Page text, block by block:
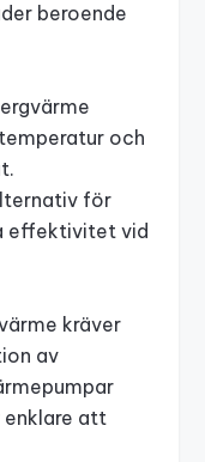
beroende
och
för
effektivitet vid
kräver
av
enklare att